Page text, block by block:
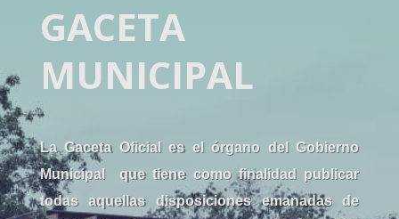
GACETA
MUNICIPAL
La Gaceta Oficial es el órgano del Gobierno
Municipal que tiene como finalidad publicar
todas aquellas disposiciones emanadas de